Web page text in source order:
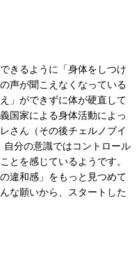
きるように「身体をしつけ
声が聞こえなくなっている
」ができずに体が硬直して
国家による身体活動によっ
さん（その後チェルノブイ
分の意識ではコントロール
とを感じているようです。
違和感」をもっと見つめて
な願いから、スタートした